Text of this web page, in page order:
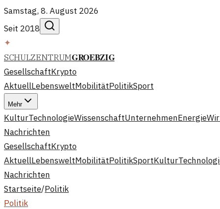
Samstag, 8. August 2026
Seit 2018
✦
SCHULZENTRUMGROEBZIG
GesellschaftKrypto
AktuellLebensweltMobilitätPolitikSport
Mehr
KulturTechnologieWissenschaftUnternehmenEnergie
Nachrichten
GesellschaftKrypto
AktuellLebensweltMobilitätPolitikSportKultur
Nachrichten
Startseite/Politik
Politik